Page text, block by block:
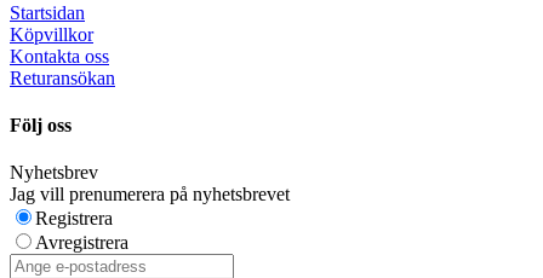
Startsidan
Köpvillkor
Kontakta oss
Returansökan
Följ oss
Nyhetsbrev
Jag vill prenumerera på nyhetsbrevet
Registrera
Avregistrera